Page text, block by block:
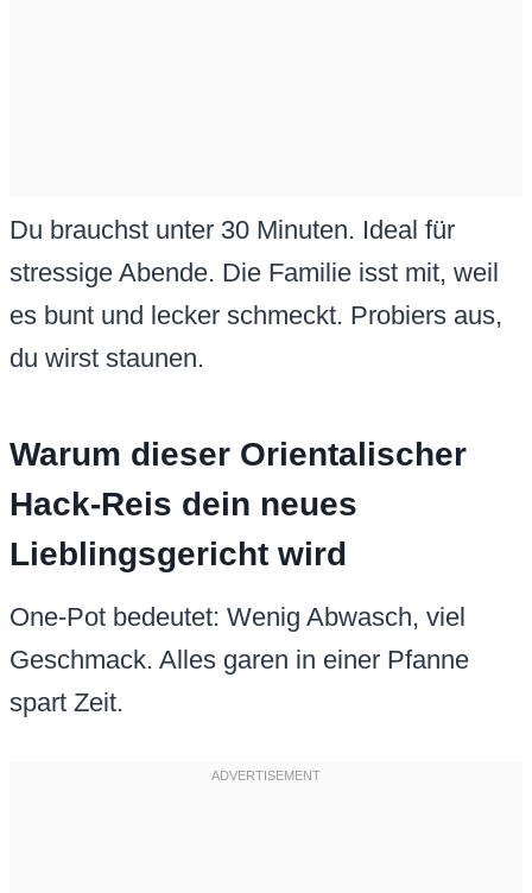
Du brauchst unter 30 Minuten. Ideal für
stressige Abende. Die Familie isst mit, weil
es bunt und lecker schmeckt. Probiers aus,
du wirst staunen.
Warum dieser Orientalischer
Hack-Reis dein neues
Lieblingsgericht wird
One-Pot bedeutet: Wenig Abwasch, viel
Geschmack. Alles garen in einer Pfanne
spart Zeit.